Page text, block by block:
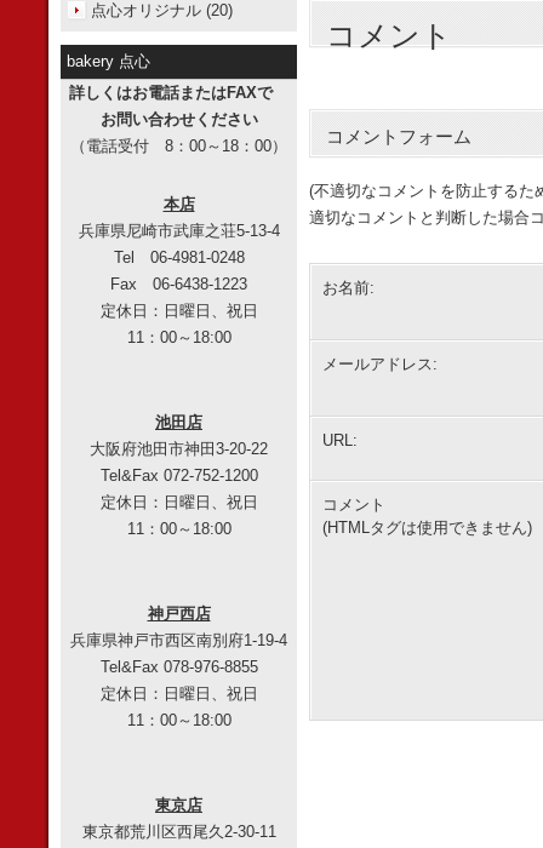
コメント
コメントフォーム
(不適切なコメントを防止するた
適切なコメントと判断した場合
お名前:
メールアドレス:
URL:
コメント
(HTMLタグは使用できません)
点心オリジナル (20)
bakery 点心
詳しくはお電話またはFAXで
お問い合わせください
（電話受付 8：00～18：00）
本店
兵庫県尼崎市武庫之荘5-13-4
Tel 06-4981-0248
Fax 06-6438-1223
定休日：日曜日、祝日
11：00～18:00
池田店
大阪府池田市神田3-20-22
Tel&Fax 072-752-1200
定休日：日曜日、祝日
11：00～18:00
神戸西店
兵庫県神戸市西区南別府1-19-4
Tel&Fax 078-976-8855
定休日：日曜日、祝日
11：00～18:00
東京店
東京都荒川区西尾久2-30-11